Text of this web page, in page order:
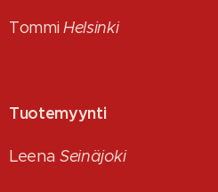
TommiHelsinki
Tuotemyynti
LeenaSeinäjoki